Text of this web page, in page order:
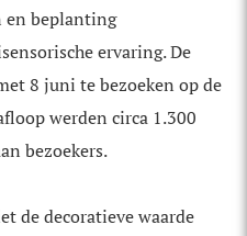
en beplanting
ervaring. De
8 juni te bezoeken op de
werden circa 1.300
bezoekers.
de decoratieve waarde